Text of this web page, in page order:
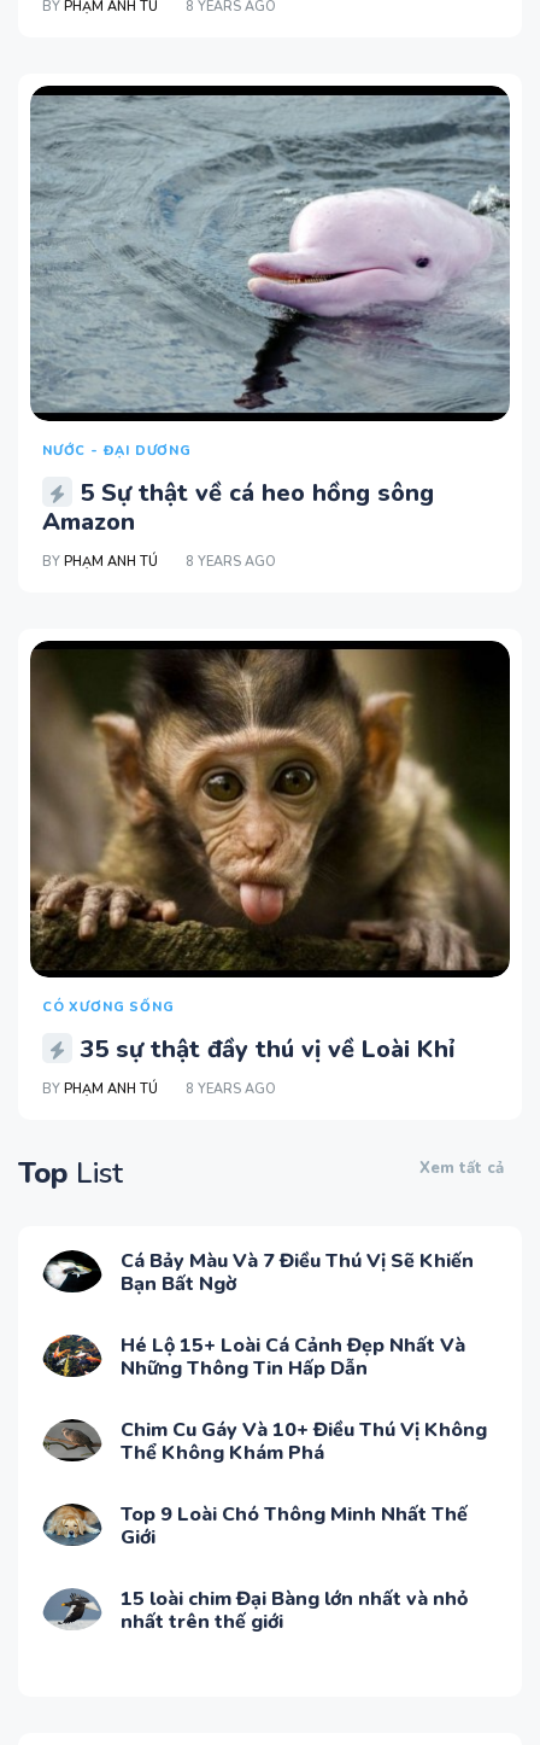
BY PHẠM ANH TÚ 8 YEARS AGO
NƯỚC - ĐẠI DƯƠNG
5 Sự thật về cá heo hồng sông
Amazon
BY PHẠM ANH TÚ 8 YEARS AGO
CÓ XƯƠNG SỐNG
35 sự thật đầy thú vị về Loài Khỉ
BY PHẠM ANH TÚ 8 YEARS AGO
Top List Xem tất cả
Cá Bảy Màu Và 7 Điều Thú Vị Sẽ Khiến
Bạn Bất Ngờ
Hé Lộ 15+ Loài Cá Cảnh Đẹp Nhất Và
Những Thông Tin Hấp Dẫn
Chim Cu Gáy Và 10+ Điều Thú Vị Không
Thể Không Khám Phá
Top 9 Loài Chó Thông Minh Nhất Thế
Giới
15 loài chim Đại Bàng lớn nhất và nhỏ
nhất trên thế giới